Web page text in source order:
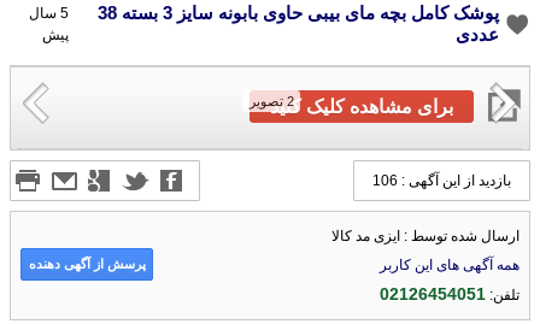
پوشک کامل بچه مای بیبی حاوی بابونه سایز 3 بسته 38
عددی
5 سال
پیش
2 تصویربرای مشاهده کلیک کنید
بازدید از این آگهی : 106
ارسال شده توسط : ایزی مد کالا
همه آگهی های این کاربر
تلفن:02126454051
پرسش از آگهی دهنده